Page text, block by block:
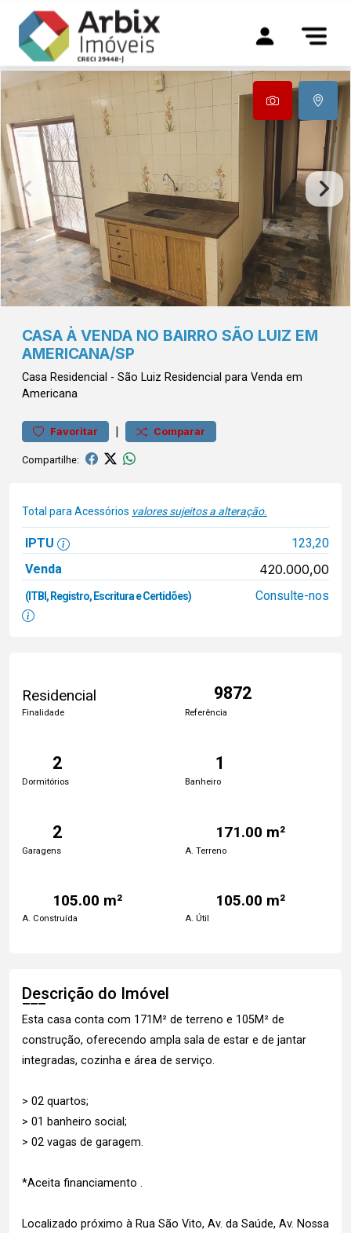
CASA À VENDA NO BAIRRO SÃO LUIZ EM
AMERICANA/SP
Casa Residencial - São Luiz Residencial para Venda em
Americana
Favoritar | Comparar
Compartilhe:
Total para Acessórios valores sujeitos a alteração.
IPTU
123,20
Venda
420.000,00
(ITBI, Registro, Escritura e Certidões) Consulte-nos
Residencial
Finalidade
9872
Referência
2
Dormitórios
1
Banheiro
2
Garagens
171.00 m²
A. Terreno
105.00 m²
A. Construída
105.00 m²
A. Útil
Descrição do Imóvel
Esta casa conta com 171M² de terreno e 105M² de
construção, oferecendo ampla sala de estar e de jantar
integradas, cozinha e área de serviço.
> 02 quartos;
> 01 banheiro social;
> 02 vagas de garagem.
*Aceita financiamento .
Localizado próximo à Rua São Vito, Av. da Saúde, Av. Nossa